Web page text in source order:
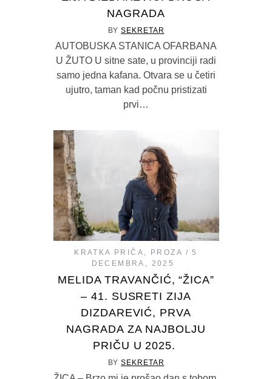
ZIJA DIZDAREVIĆ: DRUGA
BYSEKRETAR
AUTOBUSKA STANICA OFARBANA
U ŽUTO U sitne sate, u provinciji radi
samo jedna kafana. Otvara se u četiri
ujutro, taman kad počnu pristizati
KRATKA PRIČA PROZA
DECEMBRA, 2025
MELIDA TRAVANČIĆ, “ŽICA”
– 41. SUSRETI ZIJA
DIZDAREVIĆ, PRVA
NAGRADA ZA NAJBOLJU
BY SEKRETAR